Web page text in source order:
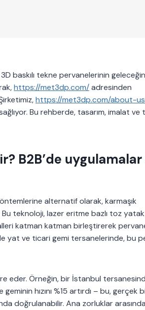
baskılı tekne pervanelerinin
https://met3dp.com/adresinden
https://met3dp.com/about-
Bu rehberde, tasarım, imalat ve
B2B’de uygulamalar
alternatif olarak, karmaşık
teknoloji, lazer eritme bazlı toz
katman katman birleştirerek
yat ve ticari gemi tersanelerinde, bu
eder. Örneğin, bir İstanbul
hızını %15 artırdı – bu, gerçek
doğrulanabilir. Ana zorluklar arasında